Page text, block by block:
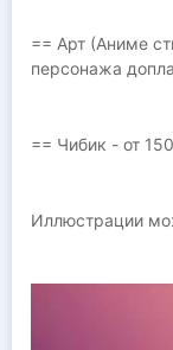
== Арт (Аниме
персонажа
== Чибик - от
Иллюстрации